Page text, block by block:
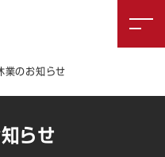
業のお知らせ
らせ